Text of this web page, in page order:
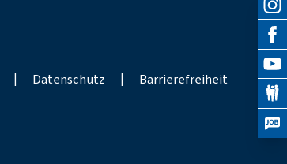
| Datenschutz | Barrierefreiheit